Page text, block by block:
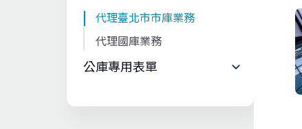
代理臺北市市庫業務
代理國庫業務
公庫專用表單